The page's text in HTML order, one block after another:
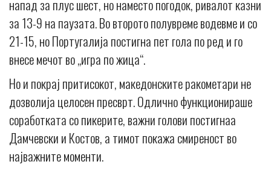
напад за плус шест, но наместо погодок, ривалот казни
за 13-9 на паузата. Во второто полувреме водевме и со
21-15, но Португалија постигна пет гола по ред и го
внесе мечот во „игра по жица“.
Но и покрај притисокот, македонските ракометари не
дозволија целосен пресврт. Одлично функционираше
соработката со пикерите, важни голови постигнаа
Дамчевски и Костов, а тимот покажа смиреност во
најважните моменти.